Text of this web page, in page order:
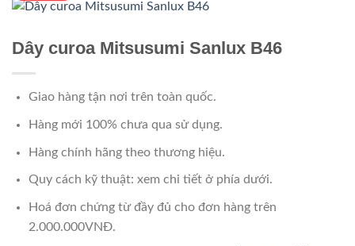
Dây curoa Mitsusumi Sanlux B46
Giao hàng tận nơi trên toàn quốc.
Hàng mới 100% chưa qua sử dụng.
Hàng chính hãng theo thương hiệu.
Quy cách kỹ thuật: xem chi tiết ở phía dưới.
Hoá đơn chứng từ đầy đủ cho đơn hàng trên
2.000.000VNĐ.